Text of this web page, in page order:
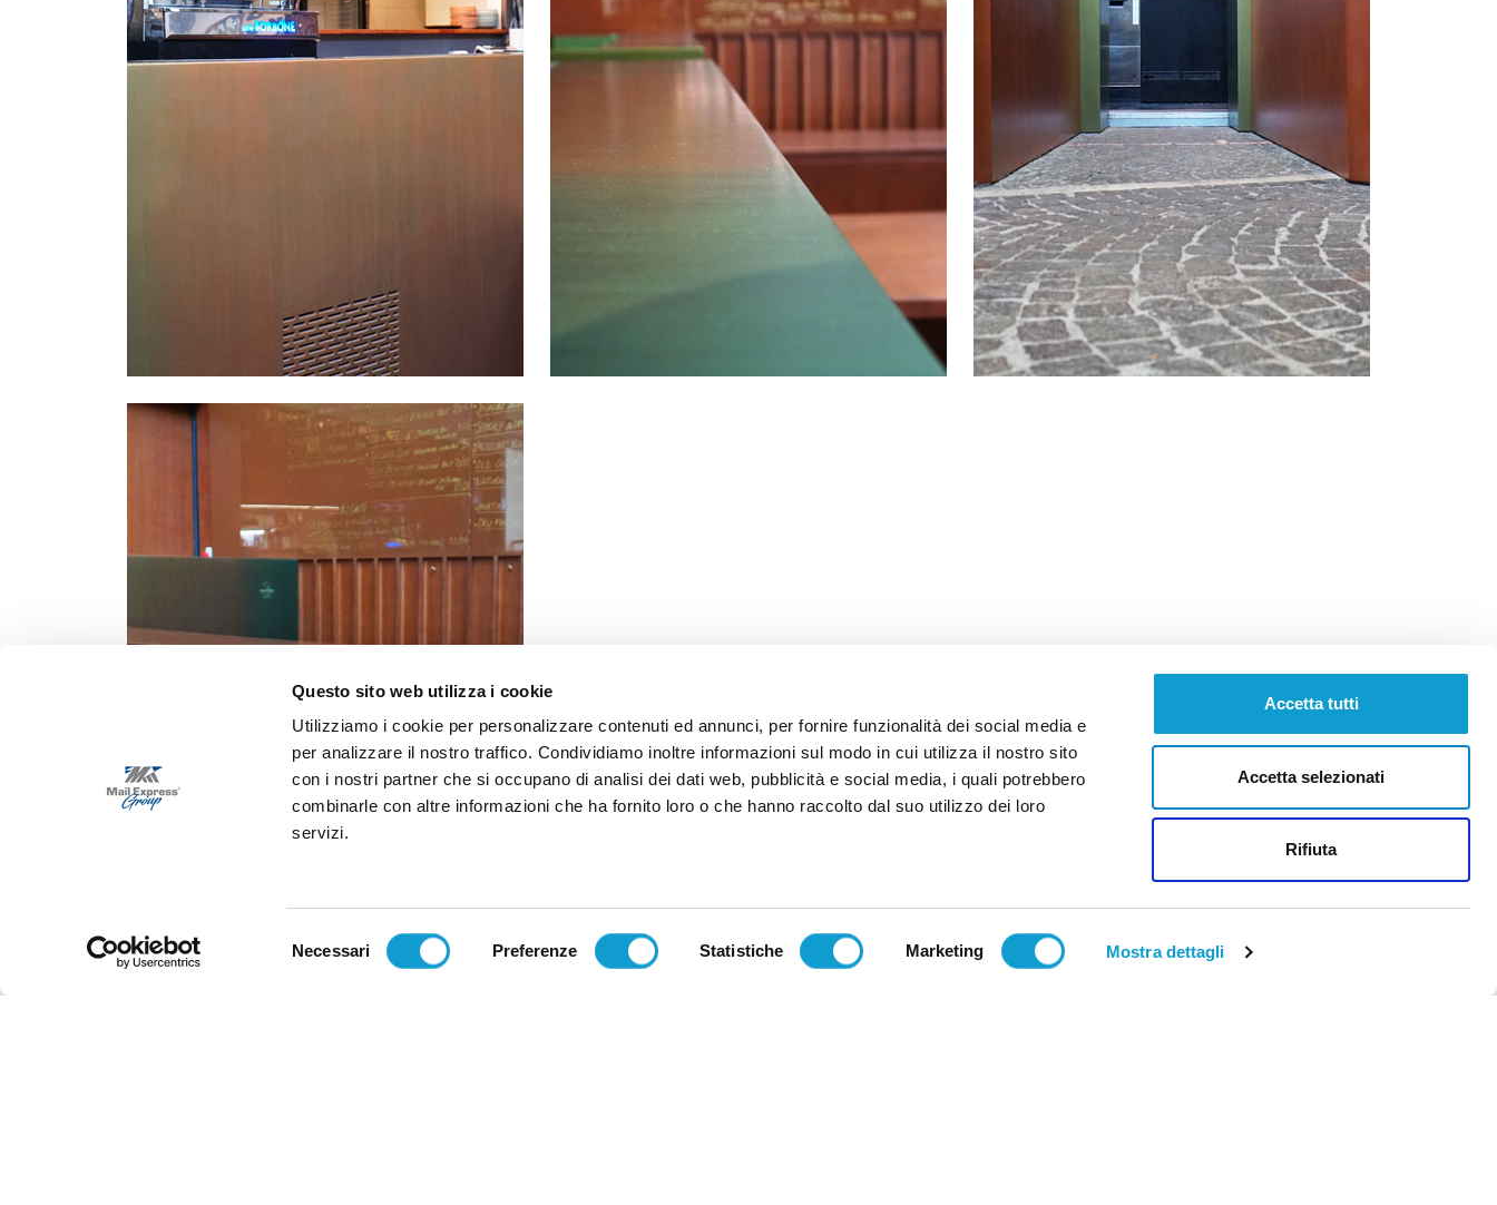
Questo sito web utilizza i cookie
Utilizziamo i cookie per personalizzare contenuti ed annunci, per fornire funzionalità dei social media e
per analizzare il nostro traffico. Condividiamo inoltre informazioni sul modo in cui utilizza il nostro sito
con i nostri partner che si occupano di analisi dei dati web, pubblicità e social media, i quali potrebbero
combinarle con altre informazioni che ha fornito loro o che hanno raccolto dal suo utilizzo dei loro
servizi.
Necessari Preferenze Statistiche Marketing Mostra dettagli
Accetta tutti
Accetta selezionati
Rifiuta